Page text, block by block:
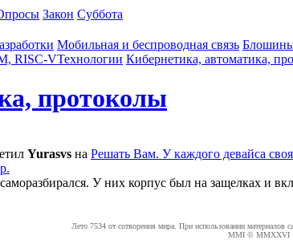
Закон Суббота
Мобильная и беспроводная связь
RISC-VТехнологии Кибернетика, автоматика,
протоколы
Yurasvs на Решать Вам. У каждого девайса
У них корпус был на защелках и
Лето 7534 от сотворения мира. При использовании материалов
MMI © MMXXVI